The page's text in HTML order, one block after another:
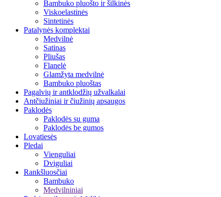
Bambuko pluošto ir šilkinės
Viskoelastinės
Sintetinės
Patalynės komplektai
Medvilnė
Satinas
Pliušas
Flanelė
Glamžyta medvilnė
Bambuko pluoštas
Pagalvių ir antklodžių užvalkalai
Antčiužiniai ir čiužinių apsaugos
Paklodės
Paklodės su guma
Paklodės be gumos
Lovatiesės
Pledai
Vienguliai
Dviguliai
Rankšluosčiai
Bambuko
Medvilniniai